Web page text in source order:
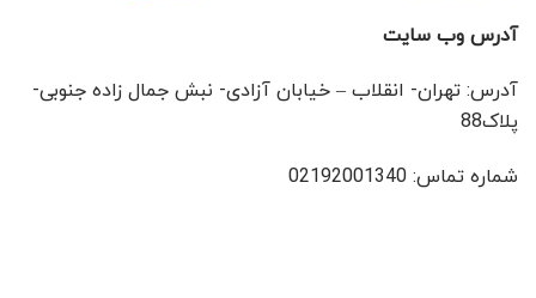
آدرس وب سایت
آدرس: تهران- انقلاب – خیابان آزادی- نبش جمال زاده جنوبی-
پلاک88
شماره تماس: 02192001340